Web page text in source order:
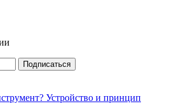
Подписаться
Устройство и принцип